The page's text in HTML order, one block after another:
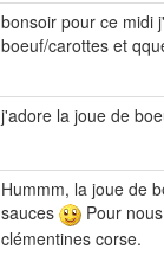
bonsoir pour ce midi
boeuf/carottes et
j'adore la joue de
Hummm, la joue de
sauces
Pour
clémentines corse.